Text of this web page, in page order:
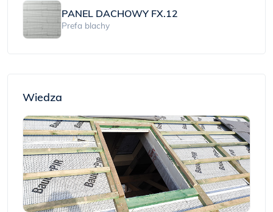
PANEL DACHOWY FX.12
Prefa blachy
Wiedza